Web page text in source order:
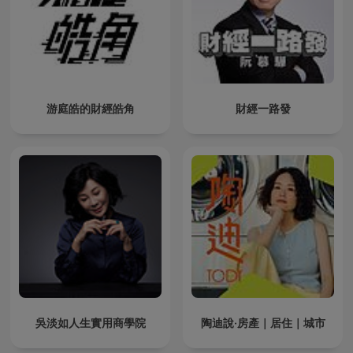
游庭皓的財經皓角 財經一路發
吳淡如人生實用商學院 陶迪說·房產｜居住｜城市